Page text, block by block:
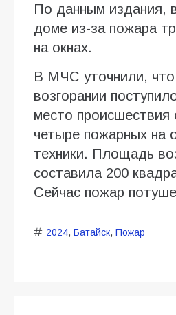
По данным издания,
доме из-за пожара
на окнах.
В МЧС уточнили,
возгорании
место происшествия
четыре пожарных на
техники. Площадь
составила 200
Сейчас пожар
2024, Батайск, Пожар